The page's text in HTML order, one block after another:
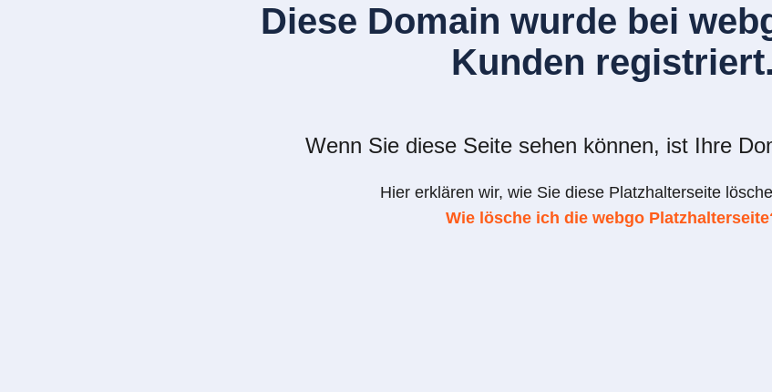
Diese Domain wurde bei
Kunden registriert.
Wenn Sie diese Seite sehen können, ist Ihre
Hier erklären wir, wie Sie diese Platzhalterseite
Wie lösche ich die webgo